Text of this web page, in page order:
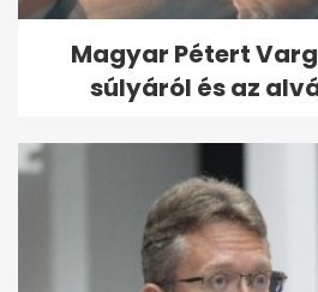
Magyar Pétert
súlyáról és az